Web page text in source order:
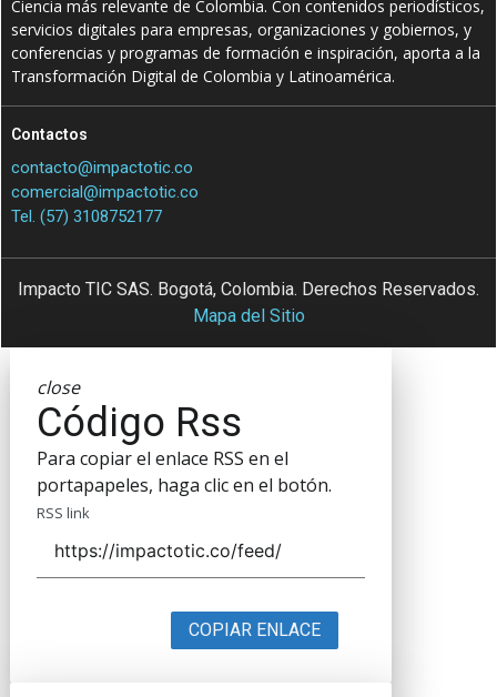
Ciencia más relevante de Colombia. Con contenidos periodísticos,
servicios digitales para empresas, organizaciones y gobiernos, y
conferencias y programas de formación e inspiración, aporta a la
Transformación Digital de Colombia y Latinoamérica.
Contactos
contacto@impactotic.co
comercial@impactotic.co
Tel. (57) 3108752177
Impacto TIC SAS. Bogotá, Colombia. Derechos Reservados.
Mapa del Sitio
close
Código Rss
Para copiar el enlace RSS en el
portapapeles, haga clic en el botón.
RSS link
COPIAR ENLACE